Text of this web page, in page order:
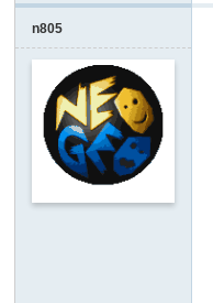
n805